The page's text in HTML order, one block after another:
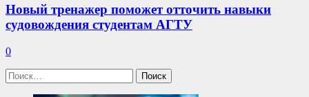
Новый тренажер поможет отточить навыки
судовождения студентам АГТУ
0
Найти: